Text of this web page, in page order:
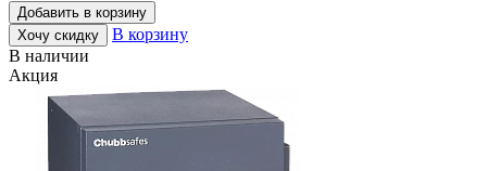
Добавить в корзину
Хочу скидку
В корзину
В наличии
Акция